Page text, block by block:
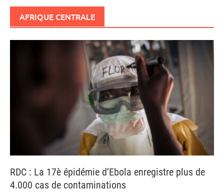
AFRIQUE CENTRALE
RDC : La 17è épidémie d’Ebola enregistre plus de
4.000 cas de contaminations